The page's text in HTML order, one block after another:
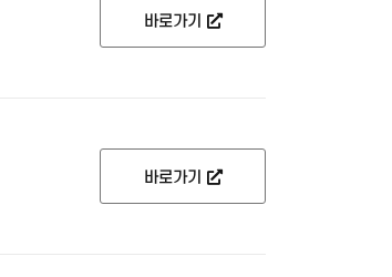
바로가기
바로가기